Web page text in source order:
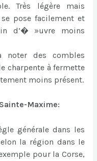
Très légère mais
pose facilement et
d’� »uvre moins
noter des combles
charpente à fermette
moins présent.
Maxime:
générale dans les
la région dans le
pour la Corse,